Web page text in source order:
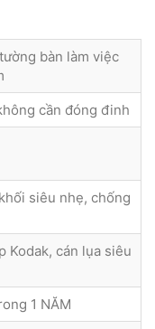
bàn làm việc
cần đóng đinh
siêu nhẹ, chống
Kodak, cán lụa siêu
1 NĂM